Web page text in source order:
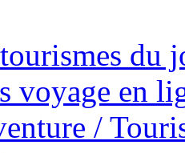
du
voyage en
/